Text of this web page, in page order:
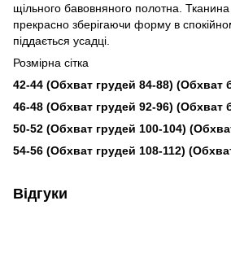
щільного бавовняного полотна. Тканина
прекрасно зберігаючи форму в
піддається усадці.
Розмірна сітка
42-44 (Обхват грудей 84-88) (Обхват
46-48 (Обхват грудей 92-96) (Обхват
50-52 (Обхват грудей 100-104)
54-56 (Обхват грудей 108-112)
Відгуки